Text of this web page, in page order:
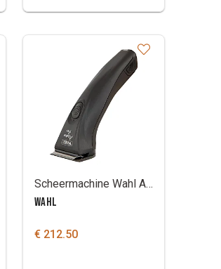
Scheermachine Wahl Adelar Pro
WAHL
€ 212.50